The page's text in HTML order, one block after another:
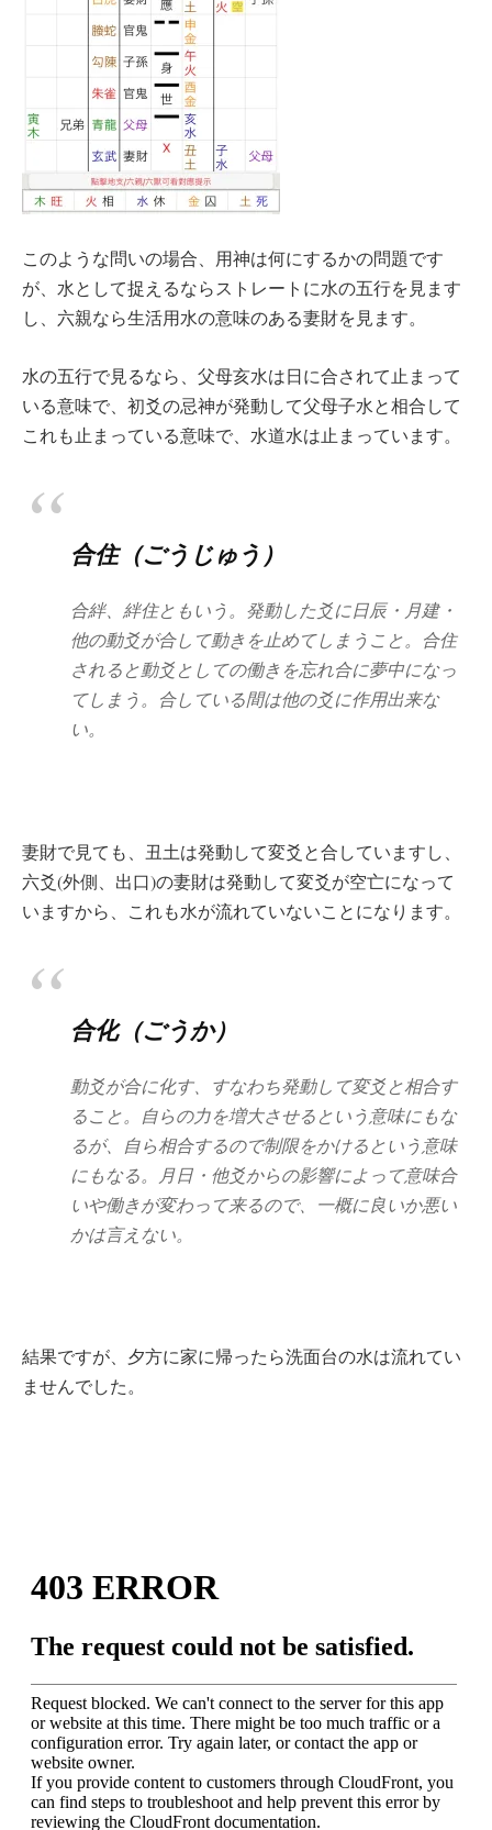
このような問いの場合、用神は何にするかの問題です
が、水として捉えるならストレートに水の五行を見ます
し、六親なら生活用水の意味のある妻財を見ます。
水の五行で見るなら、父母亥水は日に合されて止まって
いる意味で、初爻の忌神が発動して父母子水と相合して
これも止まっている意味で、水道水は止まっています。
合住（ごうじゅう）
合絆、絆住ともいう。発動した爻に日辰・月建・
他の動爻が合して動きを止めてしまうこと。合住
されると動爻としての働きを忘れ合に夢中になっ
てしまう。合している間は他の爻に作用出来な
い。
妻財で見ても、丑土は発動して変爻と合していますし、
六爻(外側、出口)の妻財は発動して変爻が空亡になって
いますから、これも水が流れていないことになります。
合化（ごうか）
動爻が合に化す、すなわち発動して変爻と相合す
ること。自らの力を増大させるという意味にもな
るが、自ら相合するので制限をかけるという意味
にもなる。月日・他爻からの影響によって意味合
いや働きが変わって来るので、一概に良いか悪い
かは言えない。
結果ですが、夕方に家に帰ったら洗面台の水は流れてい
ませんでした。